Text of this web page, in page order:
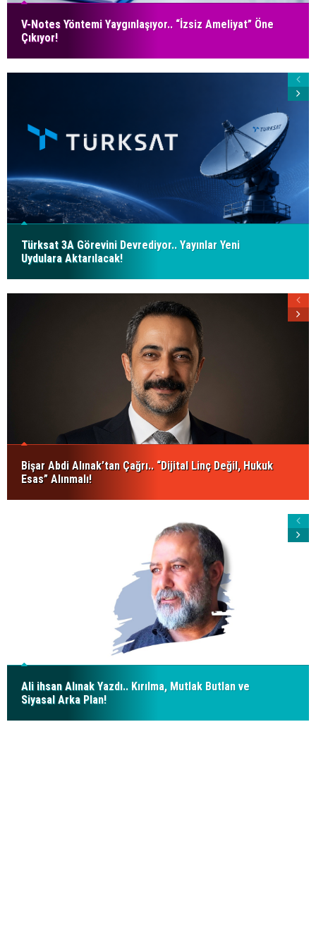
V-Notes Yöntemi Yaygınlaşıyor.. “İzsiz Ameliyat” Öne
Çıkıyor!
Türksat 3A Görevini Devrediyor.. Yayınlar Yeni
Uydulara Aktarılacak!
Bişar Abdi Alınak’tan Çağrı.. “Dijital Linç Değil, Hukuk
Esas” Alınmalı!
Ali ihsan Alınak Yazdı.. Kırılma, Mutlak Butlan ve
Siyasal Arka Plan!